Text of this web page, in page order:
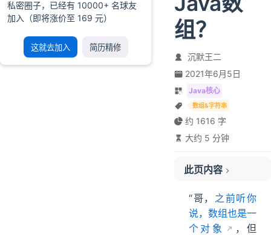
组？
沉默王二
2021年6月5日
Java核心
数组&字符串
约 1616 字
大约 5 分钟
此页内容
for 循环打印 Java 数组
“哥， 之前听你
说，数组也是一
个对象
，但
私密圈子，已经有 10000+ 名球友
加入（即将涨价至 169 元）
这就去加入 简历精修